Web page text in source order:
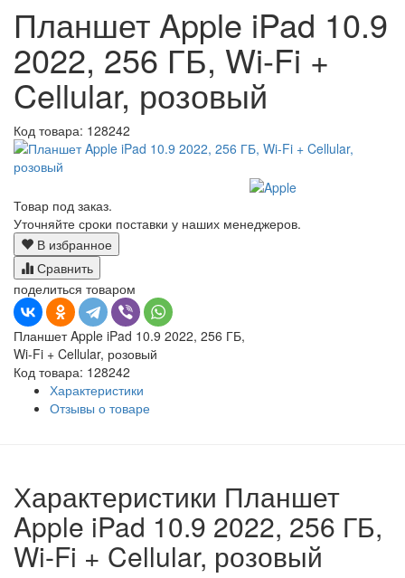
Планшет Apple iPad 10.9
2022, 256 ГБ, Wi-Fi +
Cellular, розовый
Код товара: 128242
Товар под заказ.
Уточняйте сроки поставки у наших менеджеров.
В избранное
Сравнить
поделиться товаром
Планшет Apple iPad 10.9 2022, 256 ГБ,
Wi-Fi + Cellular, розовый
Код товара: 128242
Характеристики
Отзывы о товаре
Характеристики Планшет
Apple iPad 10.9 2022, 256 ГБ,
Wi-Fi + Cellular, розовый